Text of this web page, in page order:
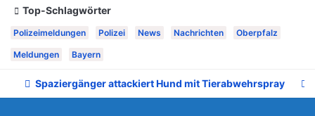
Top-Schlagwörter
Polizeimeldungen Polizei News Nachrichten Oberpfalz
Meldungen Bayern
Spaziergänger attackiert Hund mit Tierabwehrspray